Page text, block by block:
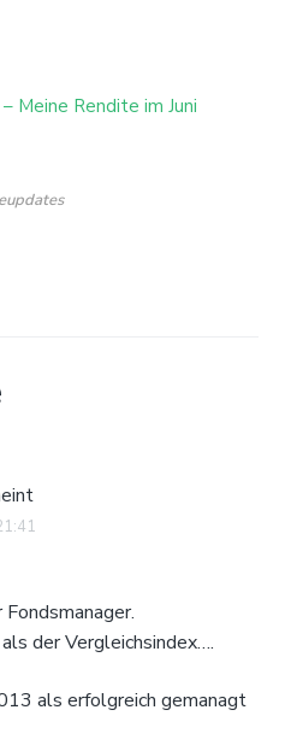
Meine Rendite im Juni
der Vergleichsindex….
als erfolgreich gemanagt